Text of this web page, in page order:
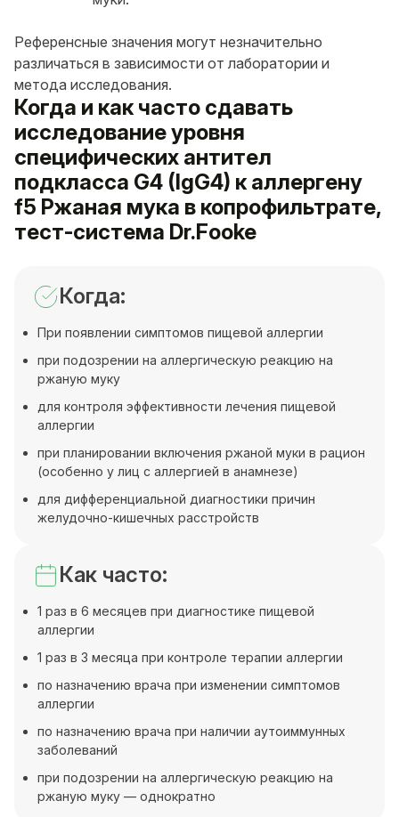
Референсные значения могут незначительно
различаться в зависимости от лаборатории и
метода исследования.
Когда и как часто сдавать
исследование уровня
специфических антител
подкласса G4 (IgG4) к аллергену
f5 Ржаная мука в копрофильтрате,
тест-система Dr.Fooke
Когда:
При появлении симптомов пищевой аллергии
при подозрении на аллергическую реакцию на
ржаную муку
для контроля эффективности лечения пищевой
аллергии
при планировании включения ржаной муки в рацион
(особенно у лиц с аллергией в анамнезе)
для дифференциальной диагностики причин
желудочно-кишечных расстройств
Как часто:
1 раз в 6 месяцев при диагностике пищевой
аллергии
1 раз в 3 месяца при контроле терапии аллергии
по назначению врача при изменении симптомов
аллергии
по назначению врача при наличии аутоиммунных
заболеваний
при подозрении на аллергическую реакцию на
ржаную муку — однократно